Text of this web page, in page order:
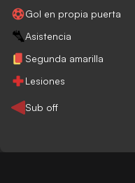
Gol en propia puerta
Asistencia
Segunda amarilla
Lesiones
Sub off